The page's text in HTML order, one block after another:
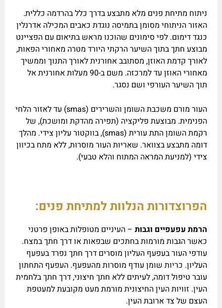
ניתוח מתיחת פנים מלא מתבצע בדרך כלל בהרדמה כללית.
האזור הניתוחי מסומן בתמיסה נוגדת כאבים המכילה אדרנלין
כנגד דימום. לפי סימונים שהוכנו מראש בתיאום עם הפציינט
מבוצע חתך בתוך השיער הרקתי היורד מטרה מאחורי הפאות,
לאורך קדמת האוזן, מסתובב אחורנית לאורך התנוך וממשיך
מאחורי האוזן עד למרכזה. משם ב-90 מעלות אחורנית אל
תוך השיער העורפי ושם נסגר.
העור מורם משכבת השומן והשרירים (smas) עד לאזור הלחי
הפנימית. מבוצעת פליקציה (תפירה מהדקת ומושכת), של
רקמת השומן התת עורית (smas), בווקטור עליון צידי. מהלך
דומה מתבצע בצוואר. שאריות העור מוסרות, ללא מתח בכיוון
צידי (למניעת המראה המתוח והלא טבעי).
הפרוצדורות הנלוות למתיחת פנים:
הרמת עפעפיים וגבות – העיניים מטופלות באופן פרטני
כאשר הגבות מורמות בחתכים שבפאות או דרך חתך במצח.
עודפי העור בעפעף העליון מוסרים דרך חתך נפרד בעפעף
העליון. כריות שומן עודף מוסרות מהעפעף. העפעף התחתון
עובר טיפול דומה, לעיתים ללא חתך חיצוני, דרך חתך בלחמית
העין. זוויות העין החיצונית מורמת מעט מקובעת למעטפת
העצם של צד ארובת העין.